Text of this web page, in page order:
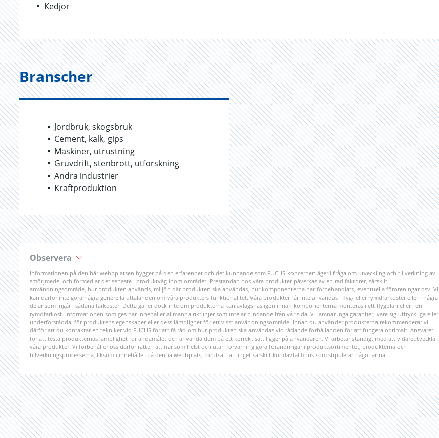
Kedjor
Branscher
Jordbruk, skogsbruk
Cement, kalk, gips
Maskiner, utrustning
Gruvdrift, stenbrott, utforskning
Andra industrier
Kraftproduktion
Observera
Informationen på den här webbplatsen bygger på den erfarenhet och det kunnande som FUCHS-koncernen äger i fråga om utveckling och tillverkning av
smörjmedel och förmedlar det senaste i produktväg inom området. Prestandan hos våra produkter påverkas av en rad faktorer, särskilt
användningsområde, hur produkten används, miljön där produkten ska användas, hur komponenterna har förbehandlats, eventuella föroreningar osv. Vi
kan därför inte göra några generella uttalanden om våra produkters funktionalitet. Våra produkter får inte användas i flyg- eller rymdfarkoster eller i några
delar som ingår i sådana farkoster. Detta gäller dock inte om produkterna kan avlägsnas igen innan komponenterna monteras i ett flygplan eller i en
rymdfarkost. Informationen som ges här innehåller allmänna riktlinjer som inte är bindande från vår sida. Vi lämnar inga garantier, vare sig uttryckliga eller
underförstådda, för produktens egenskaper eller dess lämplighet för ett visst användningsområde. Innan du använder produkterna rekommenderar vi
därför att du kontaktar en tekniker vid FUCHS för att få råd om hur produkten ska användas vid rådande förhållanden för att fungera optimalt. Ansvaret
för att testa produkternas lämplighet för ändamålet och använda dem på ett korrekt sätt ligger på användaren. Vi arbetar ständigt med att vidareutveckla
våra produkter. Vi förbehåller oss därför rätten att när som helst och utan förvarning göra förändringar i produktsortimentet, produkterna och
tillverkningsprocesserna, liksom i innehållet på denna webbplats, förutsatt att inget särskilt kundavtal finns som stipulerar något annat.